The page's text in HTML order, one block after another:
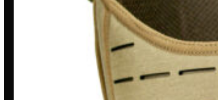
uma história. A nossa é marcada por
dedicação, inovação e compromisso.